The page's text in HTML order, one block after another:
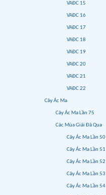
VAĐC 15
VAĐC 16
VAĐC 17
VAĐC 18
VAĐC 19
VAĐC 20
VAĐC 21
VAĐC 22
Cây Ác Ma
Cây Ác Ma Lần 75
Các Mùa Giải Đã Qua
Cây Ác Ma Lần 50
Cây Ác Ma Lần 51
Cây Ác Ma Lần 52
Cây Ác Ma Lần 53
Cây Ác Ma Lần 54